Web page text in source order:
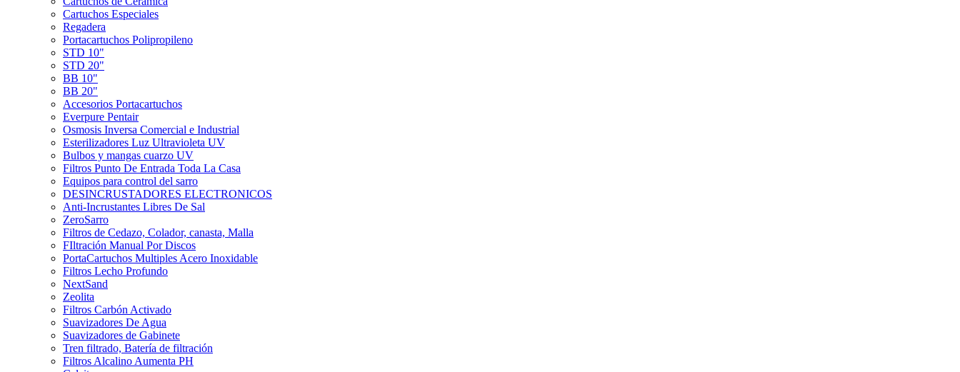
Cartuchos Especiales
Regadera
Portacartuchos Polipropileno
STD 10"
STD 20"
BB 10"
BB 20"
Accesorios Portacartuchos
Everpure Pentair
Osmosis Inversa Comercial e Industrial
Esterilizadores Luz Ultravioleta UV
Bulbos y mangas cuarzo UV
Filtros Punto De Entrada Toda La Casa
Equipos para control del sarro
DESINCRUSTADORES ELECTRONICOS
Anti-Incrustantes Libres De Sal
ZeroSarro
Filtros de Cedazo, Colador, canasta, Malla
FIltración Manual Por Discos
PortaCartuchos Multiples Acero Inoxidable
Filtros Lecho Profundo
NextSand
Zeolita
Filtros Carbón Activado
Suavizadores De Agua
Suavizadores de Gabinete
Tren filtrado, Batería de filtración
Filtros Alcalino Aumenta PH